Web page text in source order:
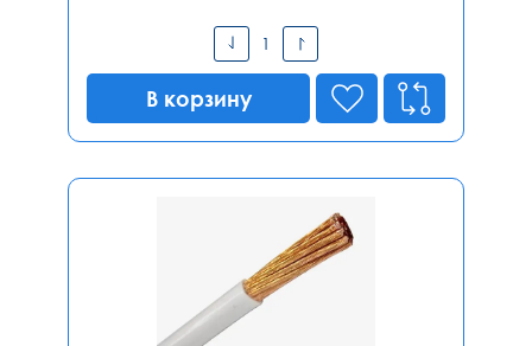
В корзину